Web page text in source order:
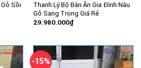
Gỗ Sồi
Thanh Lý Bộ Bàn Ăn Gia Đình Nâu
Gỗ Sang Trọng Giá Rẻ
29.980.000₫
-15%